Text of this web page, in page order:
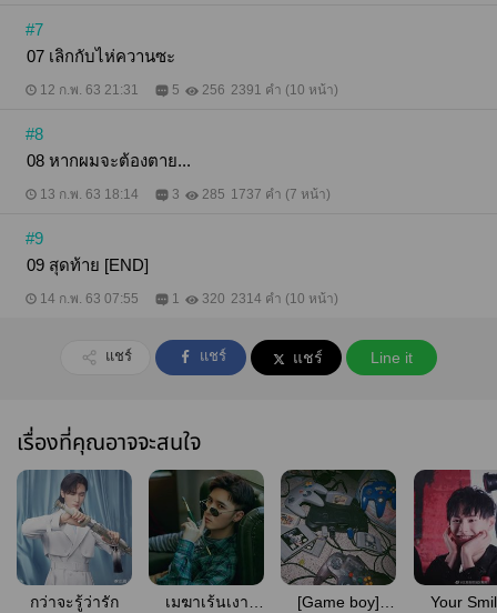
#7
07 เลิกกับไห่ควานซะ
12 ก.พ. 63 21:31 5 256 2391 คำ (10 หน้า)
#8
08 หากผมจะต้องตาย...
13 ก.พ. 63 18:14 3 285 1737 คำ (7 หน้า)
#9
09 สุดท้าย​ [END]​
14 ก.พ. 63 07:55 1 320 2314 คำ (10 หน้า)
แชร์ แชร์ แชร์ Line it
เรื่องที่คุณอาจจะสนใจ
กว่าจะรู้ว่ารัก
เมฆาเร้นเงา
[Game boy]
Your